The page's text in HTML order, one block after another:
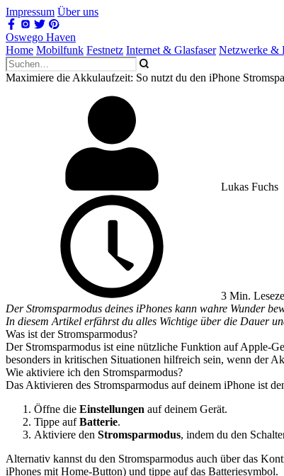
Impressum Über uns
Oswego Haven
Home Mobilfunk Festnetz Internet & Glasfaser Netzwerke &
Maximiere die Akkulaufzeit: So nutzt du den iPhone
Lukas Fuchs
3 Min.
Der Stromsparmodus deines iPhones kann wahre Wunder
In diesem Artikel erfährst du alles Wichtige über die Dauer
Was ist der Stromsparmodus?
Der Stromsparmodus ist eine nützliche Funktion auf Apple-
besonders in kritischen Situationen hilfreich sein, wenn der
Wie aktiviere ich den Stromsparmodus?
Das Aktivieren des Stromsparmodus auf deinem iPhone ist
Öffne die Einstellungen auf deinem Gerät.
Tippe aufBatterie.
Aktiviere den Stromsparmodus, indem du den
Alternativ kannst du den Stromsparmodus auch über das
iPhones mit Home-Button) und tippe auf das Batteriesymbol.